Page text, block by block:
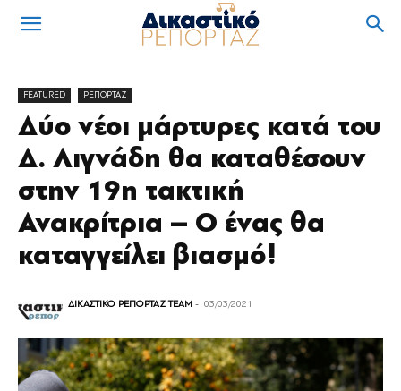
FEATURED ΡΕΠΟΡΤΑΖ
Δύο νέοι μάρτυρες κατά του
Δ. Λιγνάδη θα καταθέσουν
στην 19η τακτική
Ανακρίτρια – Ο ένας θα
καταγγείλει βιασμό!
ΔΙΚΑΣΤΙΚΟ ΡΕΠΟΡΤΑΖ TEAM - 03/03/2021